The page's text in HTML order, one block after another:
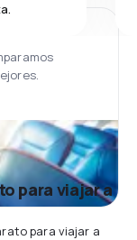
para viajar a
para viajar a